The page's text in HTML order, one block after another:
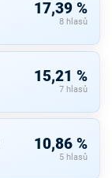
17,39 %
8 hlasů
15,21 %
7 hlasů
10,86 %
5 hlasů